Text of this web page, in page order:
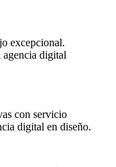
excepcional.
agencia digital
con servicio
digital en diseño.